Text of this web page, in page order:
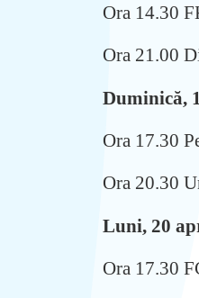
Ora 14.30
Ora 21.00
Duminică,
Ora 17.30
Ora 20.30
Luni, 20
Ora 17.30